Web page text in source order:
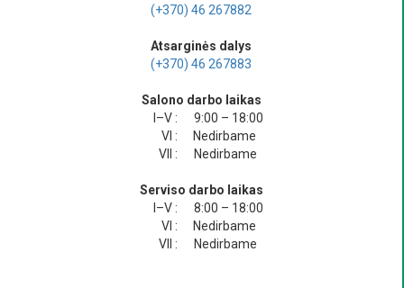
(+370) 46 267882
Atsarginės dalys
(+370) 46 267883
Salono darbo laikas
I–V :
9:00 – 18:00
VI :
Nedirbame
VII :
Nedirbame
Serviso darbo laikas
I–V :
8:00 – 18:00
VI :
Nedirbame
VII :
Nedirbame